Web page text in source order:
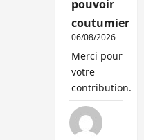
pouvoir
coutumier
06/08/2026
Merci pour
votre
contribution.